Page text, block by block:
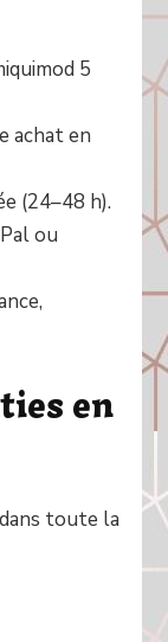
5
achat en
(24–48 h).
ou
en
toute la